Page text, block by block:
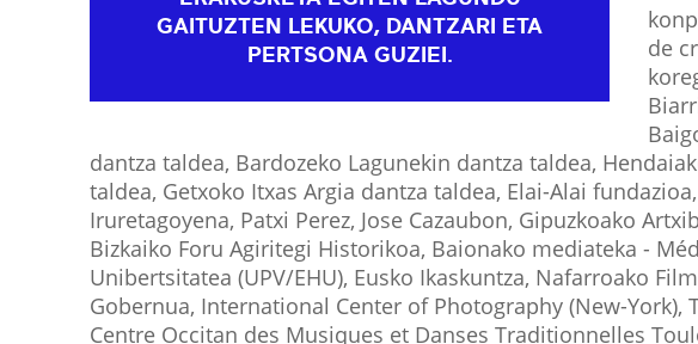
GAITUZTEN LEKUKO, DANTZARI ETA
PERTSONA GUZIEI.
de
dantza taldea, Bardozeko Lagunekin dantza taldea,
taldea, Getxoko Itxas Argia dantza taldea, Elai-Alai
Iruretagoyena, Patxi Perez, Jose Cazaubon, Gipuzkoako
Bizkaiko Foru Agiritegi Historikoa, Baionako mediateka -
Unibertsitatea (UPV/EHU), Eusko Ikaskuntza, Nafarroako
Gobernua, International Center of Photography (New-York),
Centre Occitan des Musiques et Danses Traditionnelles